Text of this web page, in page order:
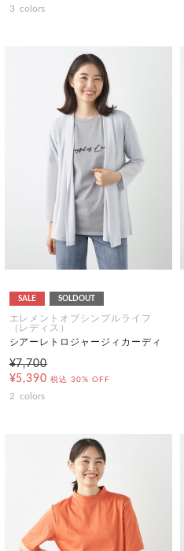
3 colors
SALE SOLDOUT
エレメントオブシンプルライフ
（レディス）
シアーレトロジャージィカーディ
¥7,700
¥5,390 税込 30% OFF
2 colors